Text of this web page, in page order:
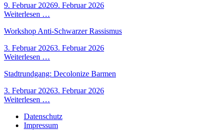
9. Februar 20269. Februar 2026
Weiterlesen …
Workshop Anti-Schwarzer Rassismus
3. Februar 20263. Februar 2026
Weiterlesen …
Stadtrundgang: Decolonize Barmen
3. Februar 20263. Februar 2026
Weiterlesen …
Datenschutz
Impressum